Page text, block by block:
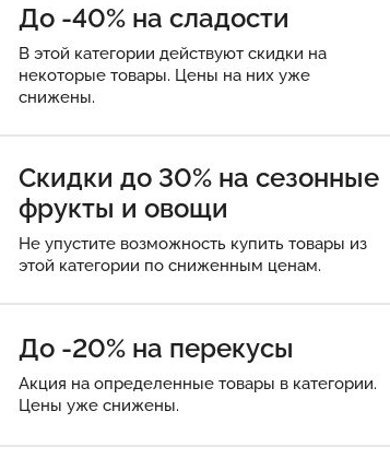
До -40% на сладости
В этой категории действуют скидки на
некоторые товары. Цены на них уже
снижены.
Скидки до 30% на сезонные
фрукты и овощи
Не упустите возможность купить товары из
этой категории по сниженным ценам.
До -20% на перекусы
Акция на определенные товары в категории.
Цены уже снижены.